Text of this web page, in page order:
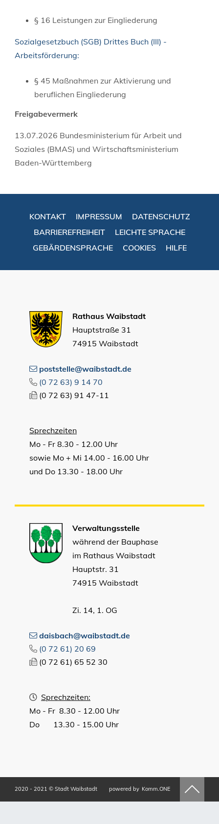
§ 16 Leistungen zur Eingliederung
Sozialgesetzbuch (SGB) Drittes Buch (III) -
Arbeitsförderung:
§ 45 Maßnahmen zur Aktivierung und
beruflichen Eingliederung
Freigabevermerk
13.07.2026 Bundesministerium für Arbeit und
Soziales (BMAS) und Wirtschaftsministerium
Baden-Württemberg
KONTAKT IMPRESSUM
DATENSCHUTZ
BARRIEREFREIHEIT
LEICHTE SPRACHE
GEBÄRDENSPRACHE
COOKIES HILFE
Rathaus Waibstadt
Hauptstraße 31
74915 Waibstadt
poststelle@waibstadt.de
(0 72 63) 9 14 70
(0 72 63) 91 47-11
Sprechzeiten
Mo - Fr 8.30 - 12.00 Uhr
sowie Mo + Mi 14.00 - 16.00 Uhr
und Do 13.30 - 18.00 Uhr
Verwaltungsstelle
während der Bauphase
im Rathaus Waibstadt
Hauptstr. 31
74915 Waibstadt
Zi. 14, 1. OG
daisbach@waibstadt.de
(0 72 61) 20 69
(0 72 61) 65 52 30
Sprechzeiten:
Mo - Fr 8.30 - 12.00 Uhr
Do 13.30 - 15.00 Uhr
2020 - 2021 © Stadt Waibstadt powered by Komm.ONE